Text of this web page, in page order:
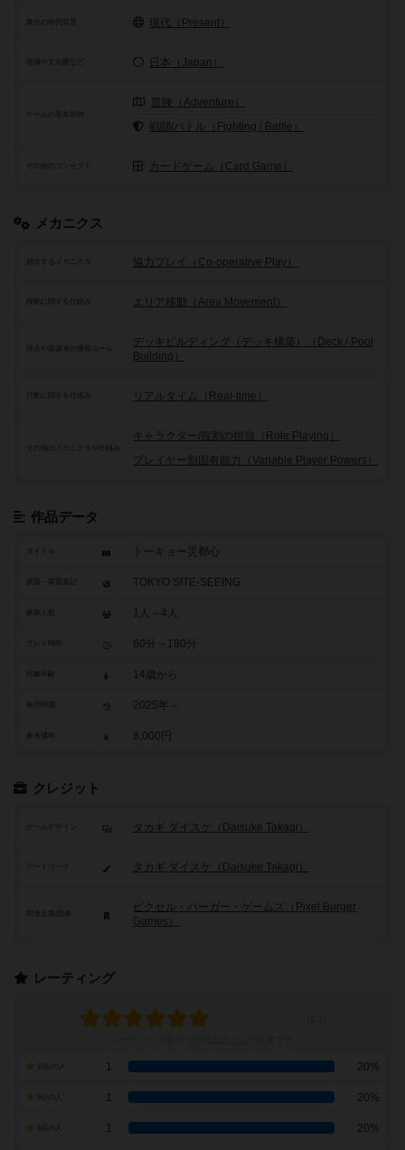
舞台の時代背景 現代（Present）
地域や文化圏など 日本（Japan）
冒険（Adventure）
戦闘/バトル（Fighting / Battle）
その他のコンセプト カードゲーム（Card Game）
メカニクス
頻出するメカニクス 協力プレイ（Co-operative Play）
移動に関する仕組み エリア移動（Area Movement）
デッキビルディング（デッキ構築）（Deck / Pool
Building）
行動に関する仕組み リアルタイム（Real-time）
その他のメカニクスや仕組み
キャラクター/役割の担当（Role Playing）
プレイヤー別固有能力（Variable Player Powers）
作品データ
タイトル トーキョー災都心
TOKYO SITE-SEEING
参加人数 1人～4人
60分～180分
14歳から
2025年～
8,000円
クレジット
タカギ ダイスケ（Daisuke Takagi）
アートワーク タカギ ダイスケ（Daisuke Takagi）
ピクセル・バーガー・ゲームズ（Pixel Burger
Games）
レーティング
1 20%
1 20%
1 20%